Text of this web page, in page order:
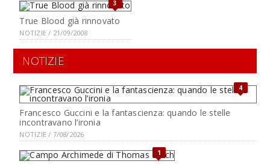
3
True Blood già rinnovato
NOTIZIE / 21/09/2008
NOTIZIE
4
Francesco Guccini e la fantascienza: quando le stelle
incontravano l’ironia
NOTIZIE / 7/08/2026
1